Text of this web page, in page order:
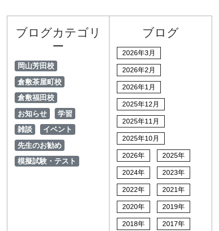
ブログカテゴリ
ー
岡山芳田校
倉敷茶屋町校
倉敷福田校
お知らせ
学習
雑談
イベント
先生のお勧め
模擬試験・テスト
ブログ
2026年3月
2026年2月
2026年1月
2025年12月
2025年11月
2025年10月
2026年 2025年
2024年 2023年
2022年 2021年
2020年 2019年
2018年 2017年